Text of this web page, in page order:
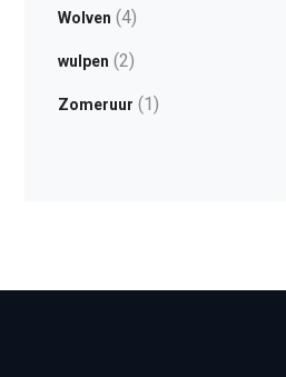
Wolven (4)
wulpen (2)
Zomeruur (1)